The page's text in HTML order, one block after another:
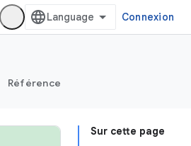
Connexion
Référence
Sur cette page